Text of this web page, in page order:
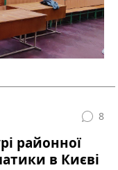
8
районної
в Києві